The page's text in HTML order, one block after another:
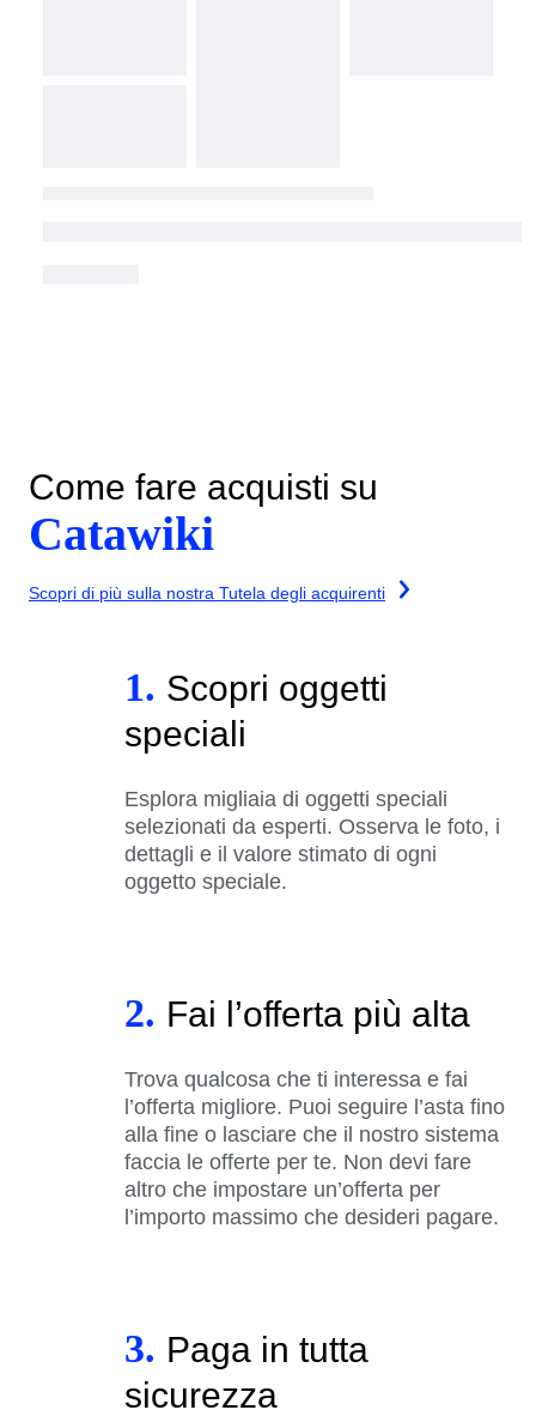
Come fare acquisti su
Catawiki
Scopri di più sulla nostra Tutela degli acquirenti
1. Scopri oggetti
speciali
Esplora migliaia di oggetti speciali
selezionati da esperti. Osserva le foto, i
dettagli e il valore stimato di ogni
oggetto speciale.
2. Fai l’offerta più alta
Trova qualcosa che ti interessa e fai
l’offerta migliore. Puoi seguire l’asta fino
alla fine o lasciare che il nostro sistema
faccia le offerte per te. Non devi fare
altro che impostare un’offerta per
l’importo massimo che desideri pagare.
3. Paga in tutta
sicurezza